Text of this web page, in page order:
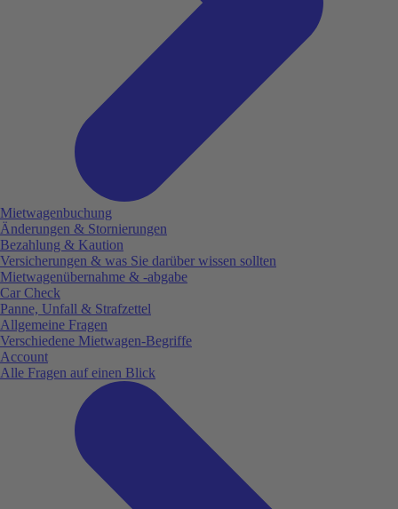
Mietwagenbuchung
Änderungen & Stornierungen
Bezahlung & Kaution
Versicherungen & was Sie darüber wissen sollten
Mietwagenübernahme & -abgabe
Car Check
Panne, Unfall & Strafzettel
Allgemeine Fragen
Verschiedene Mietwagen-Begriffe
Account
Alle Fragen auf einen Blick